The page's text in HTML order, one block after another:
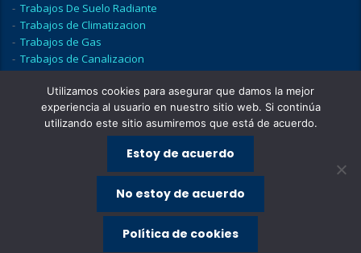
Trabajos De Suelo Radiante
Trabajos de Climatizacion
Trabajos de Gas
Trabajos de Canalizacion
Trabajos De Sala de
Calderas
Contacto
Utilizamos cookies para asegurar que damos la mejor
experiencia al usuario en nuestro sitio web. Si continúa
utilizando este sitio asumiremos que está de acuerdo.
Estoy de acuerdo
No estoy de acuerdo
Política de cookies